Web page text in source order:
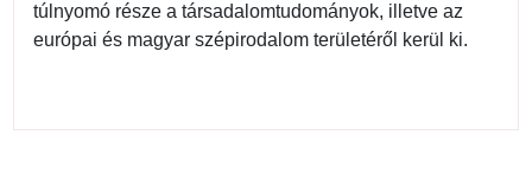
túlnyomó része a társadalomtudományok, illetve az
európai és magyar szépirodalom területéről kerül ki.